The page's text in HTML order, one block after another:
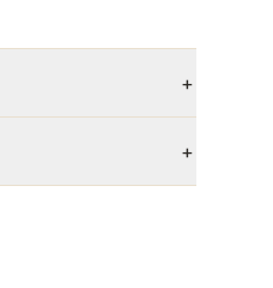
+
+